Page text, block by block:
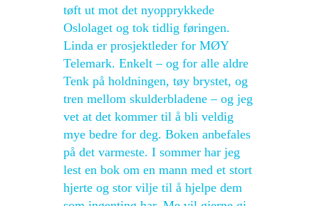
tøft ut mot det nyopprykkede
Oslolaget og tok tidlig føringen.
Linda er prosjektleder for MØY
Telemark. Enkelt – og for alle aldre
Tenk på holdningen, tøy brystet, og
tren mellom skulderbladene – og jeg
vet at det kommer til å bli veldig
mye bedre for deg. Boken anbefales
på det varmeste. I sommer har jeg
lest en bok om en mann med et stort
hjerte og stor vilje til å hjelpe dem